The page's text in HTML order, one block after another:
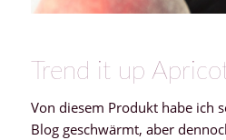
Trend it up
Von diesem Produkt habe ich
Blog geschwärmt, aber